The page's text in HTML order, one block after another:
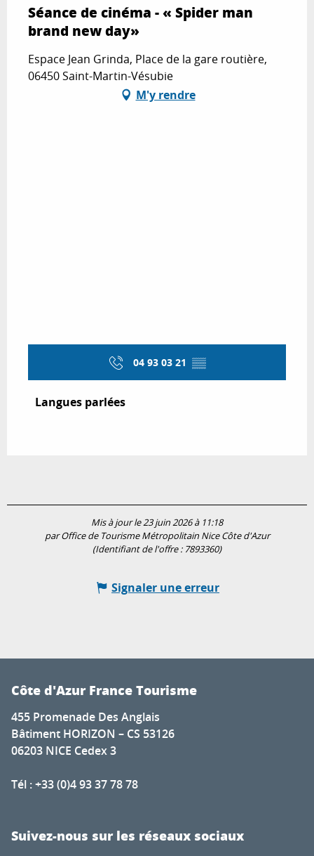
Séance de cinéma - « Spider man
brand new day»
Espace Jean Grinda, Place de la gare routière,
06450 Saint-Martin-Vésubie
M'y rendre
04 93 03 21 ▒▒
Langues parlées
Langues parlées
Mis à jour le 23 juin 2026 à 11:18
par Office de Tourisme Métropolitain Nice Côte d'Azur
(Identifiant de l'offre : 7893360)
Signaler une erreur
Côte d'Azur France Tourisme
455 Promenade Des Anglais
Bâtiment HORIZON – CS 53126
06203 NICE Cedex 3
Tél : +33 (0)4 93 37 78 78
Suivez-nous sur les réseaux sociaux